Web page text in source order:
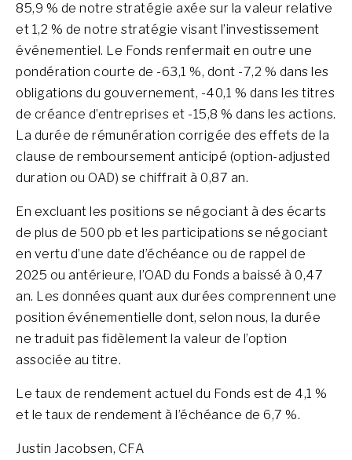
85,9 % de notre stratégie axée sur la valeur relative
et 1,2 % de notre stratégie visant l’investissement
événementiel. Le Fonds renfermait en outre une
pondération courte de -63,1 %, dont -7,2 % dans les
obligations du gouvernement, -40,1 % dans les titres
de créance d’entreprises et -15,8 % dans les actions.
La durée de rémunération corrigée des effets de la
clause de remboursement anticipé (option-adjusted
duration ou OAD) se chiffrait à 0,87 an.
En excluant les positions se négociant à des écarts
de plus de 500 pb et les participations se négociant
en vertu d’une date d’échéance ou de rappel de
2025 ou antérieure, l’OAD du Fonds a baissé à 0,47
an. Les données quant aux durées comprennent une
position événementielle dont, selon nous, la durée
ne traduit pas fidèlement la valeur de l’option
associée au titre.
Le taux de rendement actuel du Fonds est de 4,1 %
et le taux de rendement à l’échéance de 6,7 %.
Justin Jacobsen, CFA